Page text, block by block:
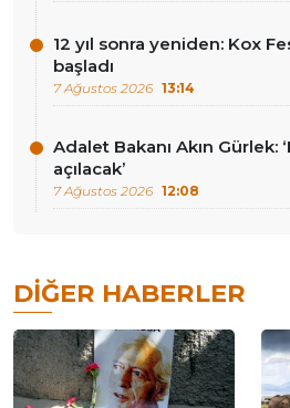
12 yıl sonra yeniden: Kox
başladı
7 Ağustos 2026 13:14
Adalet Bakanı Akın Gürlek:
açılacak’
7 Ağustos 2026 12:08
DIĞER HABERLER